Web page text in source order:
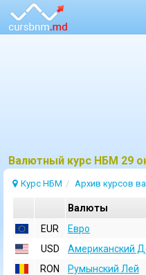
Bалютный курс НБМ 29
Курс НБМ Архив курсов
Валюты
EUR
Евро
USD
Aмериканский
RON
Румынский Лей